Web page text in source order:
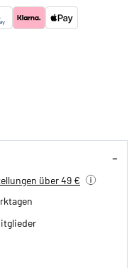
über 49 €